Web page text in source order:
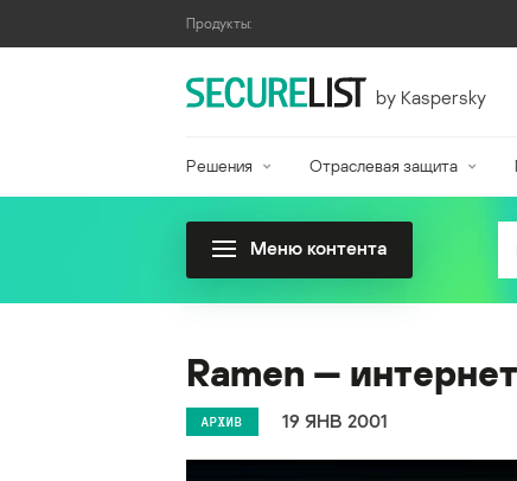
Продукты:
by Kaspersky
Решения Отраслевая защита
Меню контента
Ramen —
АРХИВ 19 ЯНВ 2001